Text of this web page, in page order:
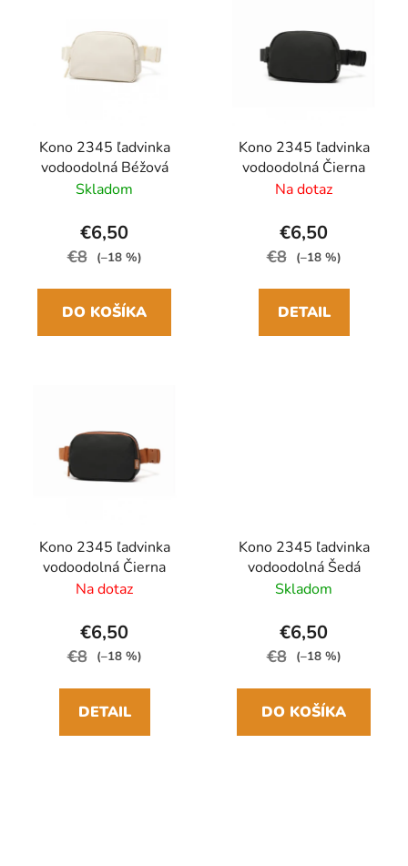
Kono 2345 ľadvinka
vodoodolná Béžová
Skladom
€6,50
€8 (–18 %)
DO KOŠÍKA
Kono 2345 ľadvinka
vodoodolná Čierna
Na dotaz
€6,50
€8 (–18 %)
DETAIL
Kono 2345 ľadvinka
vodoodolná Čierna
Na dotaz
€6,50
€8 (–18 %)
DETAIL
Kono 2345 ľadvinka
vodoodolná Šedá
Skladom
€6,50
€8 (–18 %)
DO KOŠÍKA